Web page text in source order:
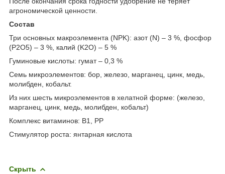
агрономической ценности.
Состав
Три основных макроэлемента (NPK): азот (N) – 3 %, фосфор
(P2O5) – 3 %, калий (K2O) – 5 %
Гуминовые кислоты: гумат – 0,3 %
Семь микроэлементов: бор, железо, марганец, цинк, медь,
молибден, кобальт.
Из них шесть микроэлементов в хелатной форме: (железо,
марганец, цинк, медь, молибден, кобальт)
Комплекс витаминов: B1, PP
Стимулятор роста: янтарная кислота
Скрыть